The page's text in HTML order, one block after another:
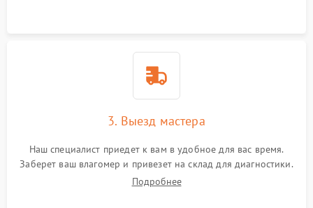
3. Выезд мастера
Наш специалист приедет к вам в удобное для вас время.
Заберет ваш влагомер и привезет на склад для диагностики.
Подробнее